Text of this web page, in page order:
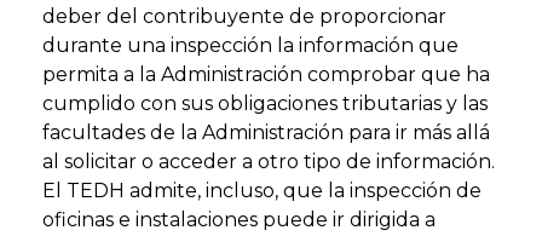
deber del contribuyente de proporcionar
durante una inspección la información que
permita a la Administración comprobar que ha
cumplido con sus obligaciones tributarias y las
facultades de la Administración para ir más allá
al solicitar o acceder a otro tipo de información.
El TEDH admite, incluso, que la inspección de
oficinas e instalaciones puede ir dirigida a